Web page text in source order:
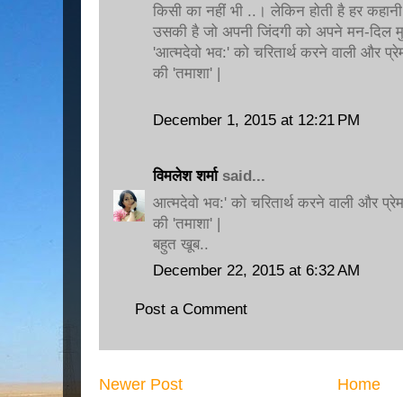
किसी का नहीं भी ..। लेकिन होती है हर
उसकी है जो अपनी जिंदगी को अपने मन-दिल
'आत्मदेवो भव:' को चरितार्थ करने वाली और
की 'तमाशा' |
December 1, 2015 at 12:21 PM
विमलेश शर्माsaid...
आत्मदेवो भव:' को चरितार्थ करने वाली और
की 'तमाशा' |
बहुत खूब..
December 22, 2015 at 6:32 AM
Post a Comment
Newer Post Home